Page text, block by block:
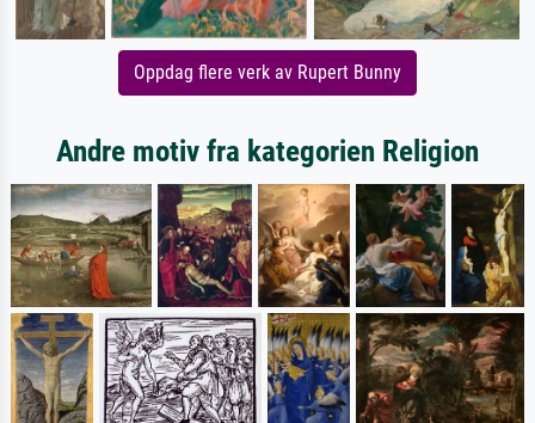
Oppdag flere verk av Rupert Bunny
Andre motiv fra kategorien Religion